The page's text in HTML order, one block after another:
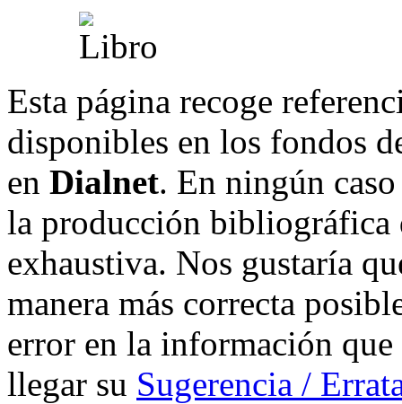
Esta página recoge
disponibles en los fondos
en Dialnet. En ningún
la producción bibliográfica
exhaustiva. Nos gustaría
manera más correcta
error en la información
llegar su Sugerencia /